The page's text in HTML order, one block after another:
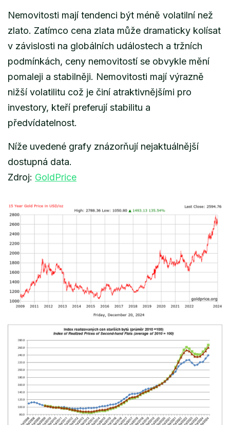
Nemovitosti mají tendenci být méně volatilní než
zlato. Zatímco cena zlata může dramaticky kolísat
v závislosti na globálních událostech a tržních
podmínkách, ceny nemovitostí se obvykle mění
pomaleji a stabilněji. Nemovitosti mají výrazně
nižší volatilitu což je činí atraktivnějšími pro
investory, kteří preferují stabilitu a
předvídatelnost.
Níže uvedené grafy znázorňují nejaktuálnější
dostupná data.
Zdroj: GoldPrice